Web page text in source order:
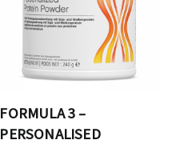
FORMULA 3 –
PERSONALISED